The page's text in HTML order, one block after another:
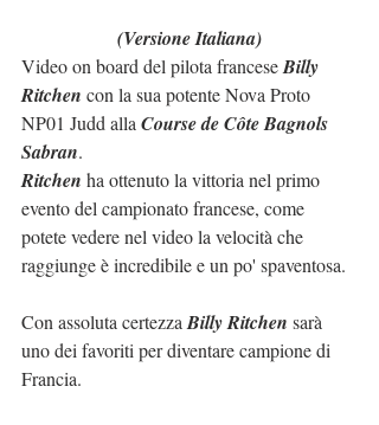
(Versione Italiana)
Video on board del pilota francese Billy
Ritchen con la sua potente Nova Proto
NP01 Judd alla Course de Côte Bagnols
Sabran.
Ritchen ha ottenuto la vittoria nel primo
evento del campionato francese, come
potete vedere nel video la velocità che
raggiunge è incredibile e un po' spaventosa.
Con assoluta certezza Billy Ritchen sarà
uno dei favoriti per diventare campione di
Francia.